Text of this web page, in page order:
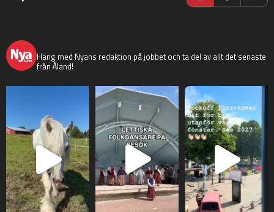
Häng med Nyans redaktion på jobbet och ta del av allt det senaste
från Åland!